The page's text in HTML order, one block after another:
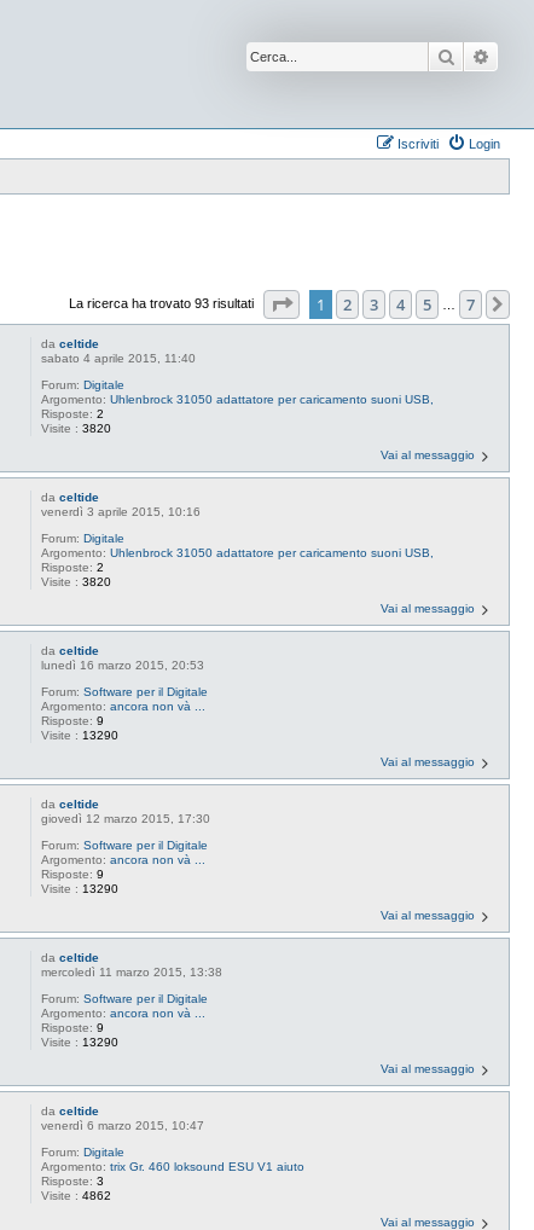
Cerca
Login
Iscriviti
La ricerca ha trovato 93 risultati Pagina1 di
1 2 3 4 5 7
daceltide
sabato 4 aprile 2015, 11:40
Forum:Digitale
Argomento:Uhlenbrock 31050 adattatore per caricamento suoni USB,
Risposte:2
Visite :3820
Vai al messaggio
daceltide
venerdì 3 aprile 2015, 10:16
Forum:Digitale
Argomento:Uhlenbrock 31050 adattatore per caricamento suoni USB,
Risposte:2
Visite :3820
Vai al messaggio
daceltide
lunedì 16 marzo 2015, 20:53
Forum:Software per il Digitale
Argomento:ancora non và ...
Risposte:9
Visite : 13290
Vai al messaggio
daceltide
giovedì 12 marzo 2015, 17:30
Forum:Software per il Digitale
Argomento:ancora non và ...
Risposte:9
Visite : 13290
Vai al messaggio
daceltide
mercoledì 11 marzo 2015, 13:38
Forum:Software per il Digitale
Argomento:ancora non và ...
Risposte:9
Visite : 13290
Vai al messaggio
daceltide
venerdì 6 marzo 2015, 10:47
Forum:Digitale
Argomento:trix Gr. 460 loksound ESU V1 aiuto
Risposte:3
Visite :4862
Vai al messaggio